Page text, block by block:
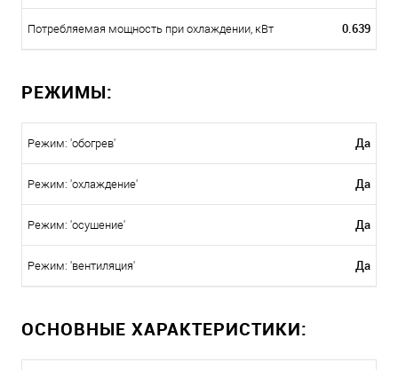
Потребляемая мощность при охлаждении, кВт 0.639
РЕЖИМЫ:
Режим: 'обогрев' Да
Режим: 'охлаждение' Да
Режим: 'осушение' Да
Режим: 'вентиляция' Да
ОСНОВНЫЕ ХАРАКТЕРИСТИКИ: